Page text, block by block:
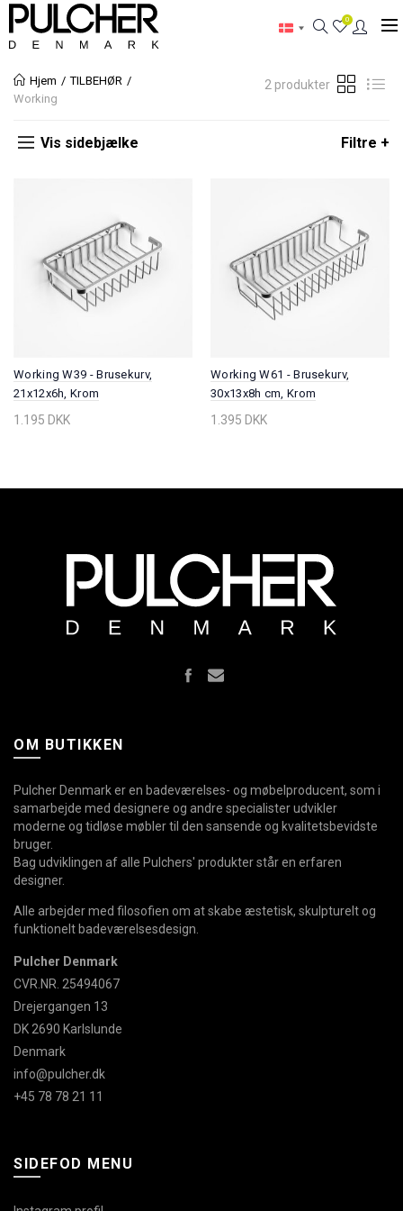
0
Hjem
TILBEHØR
Working
2 produkter
Vis sidebjælke Filtre +
Working W39 - Brusekurv,
21x12x6h, Krom
1.195 DKK
Working W61 - Brusekurv,
30x13x8h cm, Krom
1.395 DKK
OM BUTIKKEN
Pulcher Denmark er en badeværelses- og møbelproducent, som i
samarbejde med designere og andre specialister udvikler
moderne og tidløse møbler til den sansende og kvalitetsbevidste
bruger.
Bag udviklingen af alle Pulchers' produkter står en erfaren
designer.
Alle arbejder med filosofien om at skabe æstetisk, skulpturelt og
funktionelt badeværelsesdesign.
Pulcher Denmark
CVR.NR. 25494067
Drejergangen 13
DK 2690 Karlslunde
Denmark
info@pulcher.dk
+45 78 78 21 11
SIDEFOD MENU